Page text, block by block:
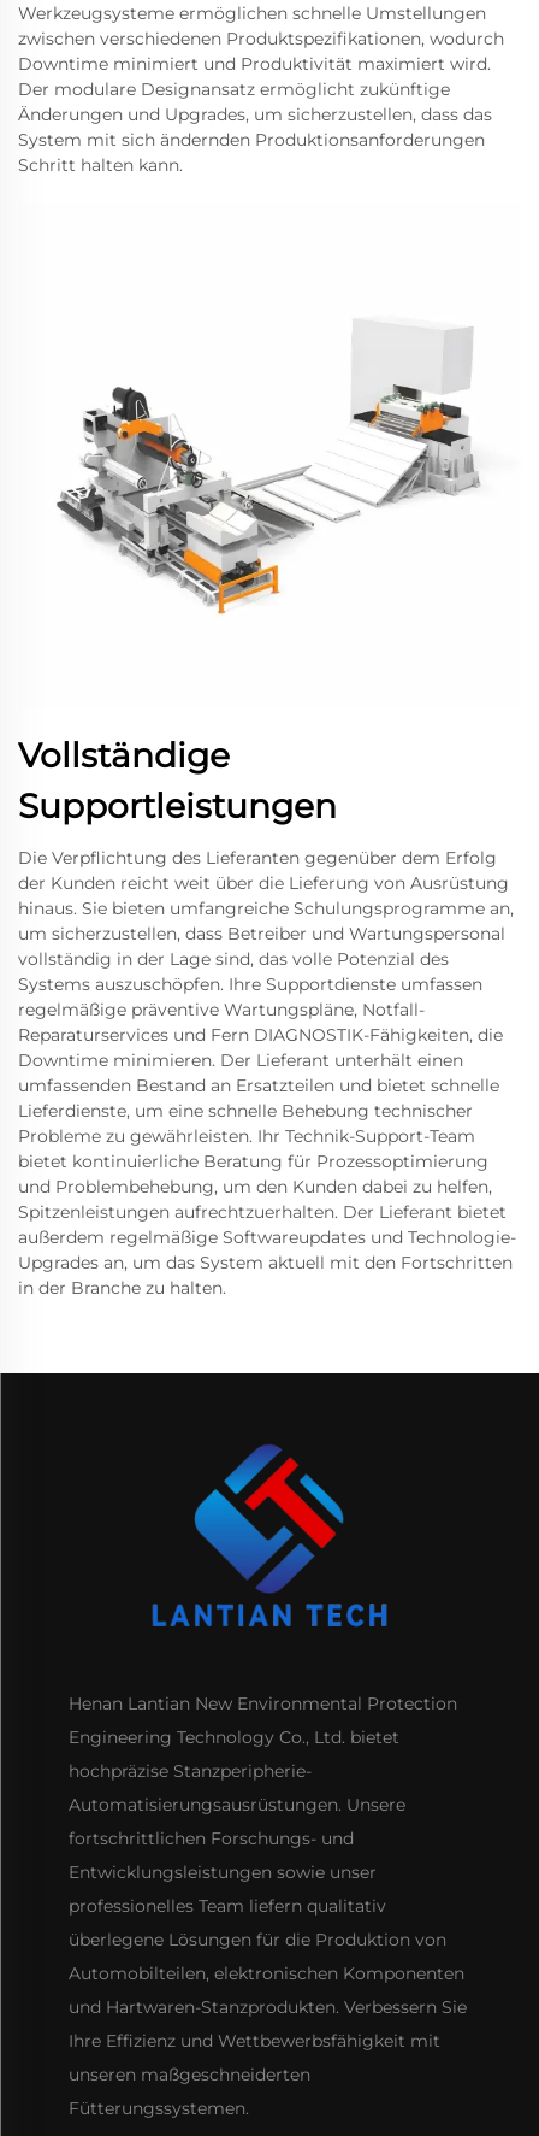
Werkzeugsysteme ermöglichen schnelle Umstellungen
zwischen verschiedenen Produktspezifikationen, wodurch
Downtime minimiert und Produktivität maximiert wird.
Der modulare Designansatz ermöglicht zukünftige
Änderungen und Upgrades, um sicherzustellen, dass das
System mit sich ändernden Produktionsanforderungen
Schritt halten kann.
Vollständige
Supportleistungen
Die Verpflichtung des Lieferanten gegenüber dem Erfolg
der Kunden reicht weit über die Lieferung von Ausrüstung
hinaus. Sie bieten umfangreiche Schulungsprogramme an,
um sicherzustellen, dass Betreiber und Wartungspersonal
vollständig in der Lage sind, das volle Potenzial des
Systems auszuschöpfen. Ihre Supportdienste umfassen
regelmäßige präventive Wartungspläne, Notfall-
Reparaturservices und Fern DIAGNOSTIK-Fähigkeiten, die
Downtime minimieren. Der Lieferant unterhält einen
umfassenden Bestand an Ersatzteilen und bietet schnelle
Lieferdienste, um eine schnelle Behebung technischer
Probleme zu gewährleisten. Ihr Technik-Support-Team
bietet kontinuierliche Beratung für Prozessoptimierung
und Problembehebung, um den Kunden dabei zu helfen,
Spitzenleistungen aufrechtzuerhalten. Der Lieferant bietet
außerdem regelmäßige Softwareupdates und Technologie-
Upgrades an, um das System aktuell mit den Fortschritten
in der Branche zu halten.
Henan Lantian New Environmental Protection
Engineering Technology Co., Ltd. bietet
hochpräzise Stanzperipherie-
Automatisierungsausrüstungen. Unsere
fortschrittlichen Forschungs- und
Entwicklungsleistungen sowie unser
professionelles Team liefern qualitativ
überlegene Lösungen für die Produktion von
Automobilteilen, elektronischen Komponenten
und Hartwaren-Stanzprodukten. Verbessern Sie
Ihre Effizienz und Wettbewerbsfähigkeit mit
unseren maßgeschneiderten
Fütterungssystemen.